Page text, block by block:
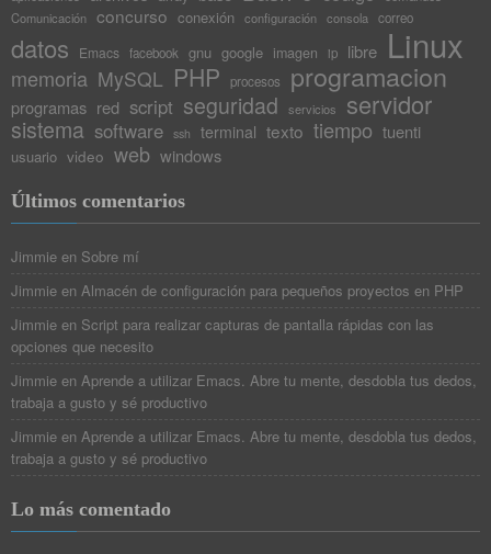
Comunicación concurso conexión configuración consola correo
datos Emacs facebook gnu google imagen ip libre Linux
memoria MySQL PHP procesos programacion
programas red script seguridad servicios servidor
sistema software ssh terminal texto tiempo tuenti
usuario video web windows
Últimos comentarios
Jimmie en Sobre mí
Jimmie en Almacén de configuración para pequeños proyectos en PHP
Jimmie en Script para realizar capturas de pantalla rápidas con las
opciones que necesito
Jimmie en Aprende a utilizar Emacs. Abre tu mente, desdobla tus dedos,
trabaja a gusto y sé productivo
Jimmie en Aprende a utilizar Emacs. Abre tu mente, desdobla tus dedos,
trabaja a gusto y sé productivo
Lo más comentado